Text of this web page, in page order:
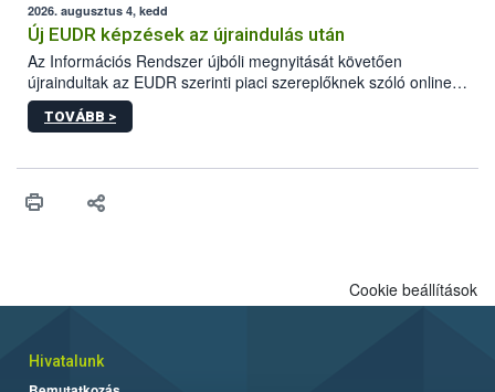
higiéniai szabályok betartása, a megfelelő hőkezelés, valamint a
maradékok szakszerű tárolása. A Nemzeti Élelmiszerlánc-
biztonsági Hivatal (Nébih) Oktatási Programja összegyűjtötte a
biztonságos grillezés legfontosabb tudnivalóit.
2026. augusztus 4, kedd
Új EUDR képzések az újraindulás után
Az Információs Rendszer újbóli megnyitását követően
újraindultak az EUDR szerinti piaci szereplőknek szóló online
képzések.
TOVÁBB >
Cookie beállítások
Hivatalunk